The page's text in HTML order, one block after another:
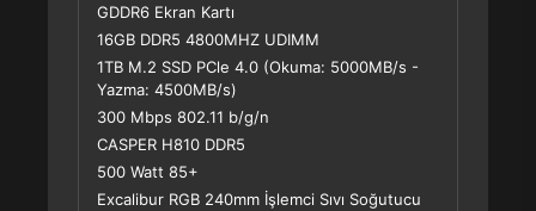
GDDR6 Ekran Kartı
16GB DDR5 4800MHZ UDIMM
1TB M.2 SSD PCle 4.0 (Okuma: 5000MB/s -
Yazma: 4500MB/s)
300 Mbps 802.11 b/g/n
CASPER H810 DDR5
500 Watt 85+
Excalibur RGB 240mm İşlemci Sıvı Soğutucu